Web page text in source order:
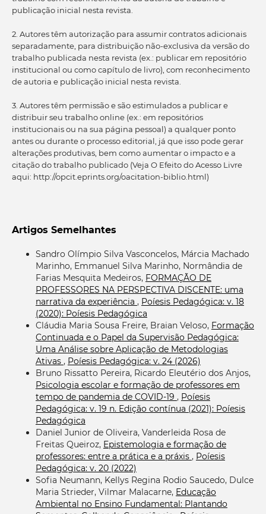
publicação inicial nesta revista.
2. Autores têm autorização para assumir contratos adicionais
separadamente, para distribuição não-exclusiva da versão do
trabalho publicada nesta revista (ex.: publicar em repositório
institucional ou como capítulo de livro), com reconhecimento
de autoria e publicação inicial nesta revista.
3. Autores têm permissão e são estimulados a publicar e
distribuir seu trabalho online (ex.: em repositórios
institucionais ou na sua página pessoal) a qualquer ponto
antes ou durante o processo editorial, já que isso pode gerar
alterações produtivas, bem como aumentar o impacto e a
citação do trabalho publicado (Veja O Efeito do Acesso Livre
aqui: http://opcit.eprints.org/oacitation-biblio.html)
Artigos Semelhantes
Sandro Olímpio Silva Vasconcelos, Márcia Machado
Marinho, Emmanuel Silva Marinho, Normândia de
Farias Mesquita Medeiros, FORMAÇÃO DE
PROFESSORES NA PERSPECTIVA DISCENTE: uma
narrativa da experiência , Poíesis Pedagógica: v. 18
(2020): Poíesis Pedagógica
Cláudia Maria Sousa Freire, Braian Veloso, Formação
Continuada e o Papel da Supervisão Pedagógica:
Uma Análise sobre Aplicação de Metodologias
Ativas , Poíesis Pedagógica: v. 24 (2026)
Bruno Rissatto Pereira, Ricardo Eleutério dos Anjos,
Psicologia escolar e formação de professores em
tempo de pandemia de COVID-19 , Poíesis
Pedagógica: v. 19 n. Edição contínua (2021): Poíesis
Pedagógica
Daniel Junior de Oliveira, Vanderleida Rosa de
Freitas Queiroz, Epistemologia e formação de
professores: entre a prática e a práxis , Poíesis
Pedagógica: v. 20 (2022)
Sofia Neumann, Kellys Regina Rodio Saucedo, Dulce
Maria Strieder, Vilmar Malacarne, Educação
Ambiental no Ensino Fundamental: Plantando